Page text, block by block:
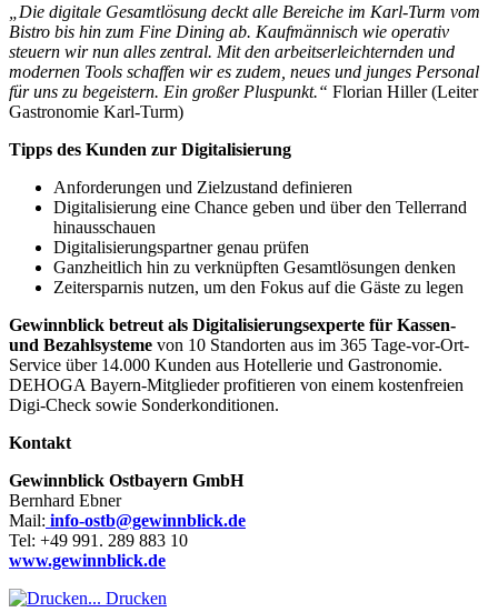
„Die digitale Gesamtlösung deckt alle Bereiche im Karl-Turm vom
Bistro bis hin zum Fine Dining ab. Kaufmännisch wie operativ
steuern wir nun alles zentral. Mit den arbeitserleichternden und
modernen Tools schaffen wir es zudem, neues und junges Personal
für uns zu begeistern. Ein großer Pluspunkt.“ Florian Hiller (Leiter
Gastronomie Karl-Turm)
Tipps des Kunden zur Digitalisierung
Anforderungen und Zielzustand definieren
Digitalisierung eine Chance geben und über den Tellerrand
hinausschauen
Digitalisierungspartner genau prüfen
Ganzheitlich hin zu verknüpften Gesamtlösungen denken
Zeitersparnis nutzen, um den Fokus auf die Gäste zu legen
Gewinnblick betreut als Digitalisierungsexperte für Kassen-
und Bezahlsysteme von 10 Standorten aus im 365 Tage-vor-Ort-
Service über 14.000 Kunden aus Hotellerie und Gastronomie.
DEHOGA Bayern-Mitglieder profitieren von einem kostenfreien
Digi-Check sowie Sonderkonditionen.
Kontakt
Gewinnblick Ostbayern GmbH
Bernhard Ebner
Mail: info-ostb@gewinnblick.de
Tel: +49 991. 289 883 10
www.gewinnblick.de
Drucken